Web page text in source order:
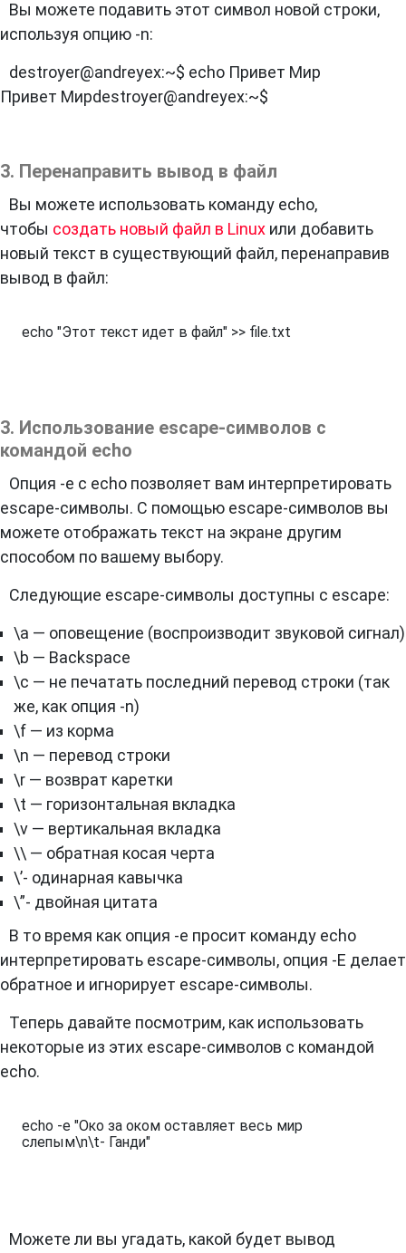
Вы можете подавить этот символ новой строки,
используя опцию -n:
destroyer@andreyex:~$ echo Привет Мир
Привет Мирdestroyer@andreyex:~$
3. Перенаправить вывод в файл
Вы можете использовать команду echo,
чтобы создать новый файл в Linux или добавить
новый текст в существующий файл, перенаправив
вывод в файл:
echo "Этот текст идет в файл" >> file.txt
3. Использование escape-символов с
командой echo
Опция -e с echo позволяет вам интерпретировать
escape-символы. С помощью escape-символов вы
можете отображать текст на экране другим
способом по вашему выбору.
Следующие escape-символы доступны с escape:
\a — оповещение (воспроизводит звуковой сигнал)
\b — Backspace
\c — не печатать последний перевод строки (так
же, как опция -n)
\f — из корма
\n — перевод строки
\r — возврат каретки
\t — горизонтальная вкладка
\v — вертикальная вкладка
\\ — обратная косая черта
\’- одинарная кавычка
\”- двойная цитата
В то время как опция -e просит команду echo
интерпретировать escape-символы, опция -E делает
обратное и игнорирует escape-символы.
Теперь давайте посмотрим, как использовать
некоторые из этих escape-символов с командой
echo.
echo -e "Око за оком оставляет весь мир
слепым\n\t- Ганди"
Можете ли вы угадать, какой будет вывод